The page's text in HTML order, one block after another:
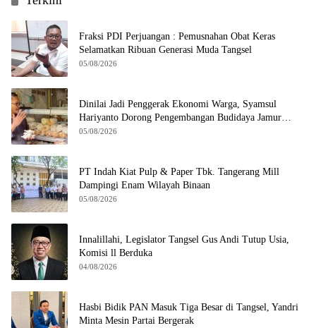
Fraksi PDI Perjuangan : Pemusnahan Obat Keras
Selamatkan Ribuan Generasi Muda Tangsel
05/08/2026
Dinilai Jadi Penggerak Ekonomi Warga, Syamsul
Hariyanto Dorong Pengembangan Budidaya Jamur
Crispy di Serpong
05/08/2026
PT Indah Kiat Pulp & Paper Tbk. Tangerang Mill
Dampingi Enam Wilayah Binaan
05/08/2026
Innalillahi, Legislator Tangsel Gus Andi Tutup Usia,
Komisi ll Berduka
04/08/2026
Hasbi Bidik PAN Masuk Tiga Besar di Tangsel, Yandri
Minta Mesin Partai Bergerak